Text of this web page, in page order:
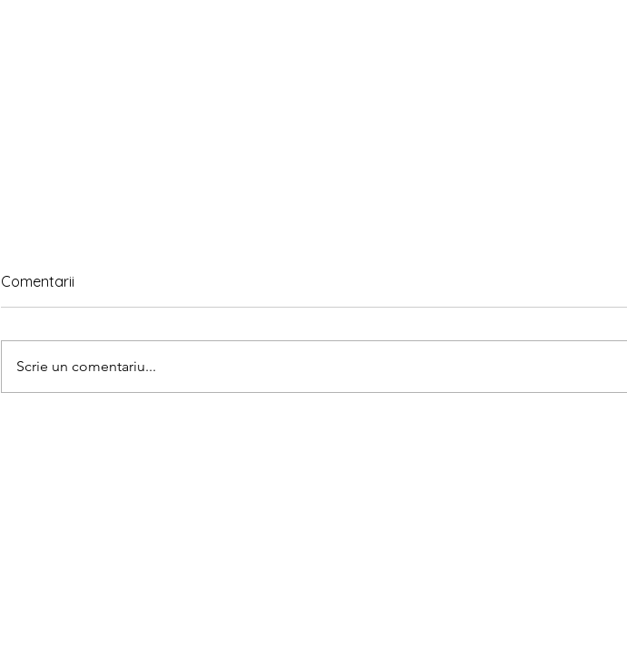
Matematica din umbră
Comentarii
Scrie un comentariu...